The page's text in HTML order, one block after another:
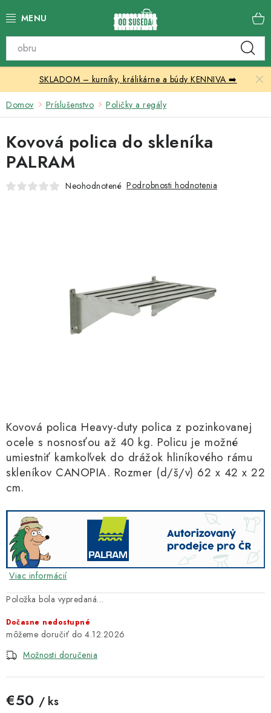
na
Katalóg produktov
Skleníky
Nábytok
Chovateľské potreby
SKLADOM – kurníky, králikárne a búdy KENNIVA ➡️
Domov Príslušenstvo Poličky a regály
Kovová polica Heavy-duty polica z pozinkovanej
ocele s nosnosťou až 40 kg. Policu je možné
umiestniť kamkoľvek do drážok hliníkového rámu
skleníkov CANOPIA. Rozmer (d/š/v) 62 x 42 x 22
cm.
Viac informácií
Položka bola vypredaná…
Dočasne nedostupné
4.12.2026
Možnosti doručenia
€50 / ks
Kovová polica do skleníka
PALRAM
Neohodnotené Podrobnosti hodnotenia